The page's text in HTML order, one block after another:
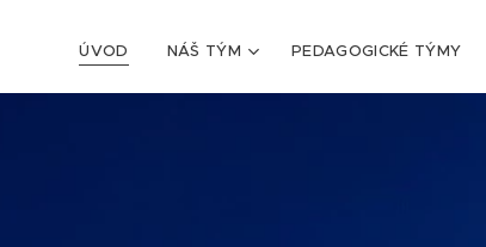
ÚVOD NÁŠ TÝM PEDAGOGICKÉ TÝMY